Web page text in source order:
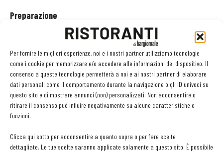
Per fornire le migliori esperienze, noi e i nostri partner utilizziamo tecnologie
come i cookie per memorizzare e/o accedere alle informazioni del dispositivo. Il
consenso a queste tecnologie permetterà a noi e ai nostri partner di elaborare
dati personali come il comportamento durante la navigazione o gli ID univoci su
questo sito e di mostrare annunci (non) personalizzati. Non acconsentire o
ritirare il consenso può influire negativamente su alcune caratteristiche e
funzioni.
Clicca qui sotto per acconsentire a quanto sopra o per fare scelte
dettagliate. Le tue scelte saranno applicate solamente a questo sito. È possibile
Preparazione
Bollire il riso nel brodo di pesce. A cottura scolare. Mondare i funghi
e tagliarli a cubetti. Trifolare i funghi con aglio e prezzemolo. A
cottura ultimata spadellare il riso. Affettare le capesante, condire
con olio, prezzemolo tritato, timo e buccia di limone. Porzionare in
un ring il riso, adagiarvi sopra le capesante a ventaglio e decorare
con foglioline di prezzemolo novello, pepe verde e olio evo
TAG piatto unico riso Riso Gallo riso Venere